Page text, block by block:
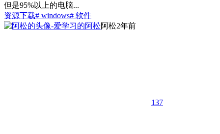
但是95%以上的电脑...
资源下载# windows# 软件
阿松2年前
137